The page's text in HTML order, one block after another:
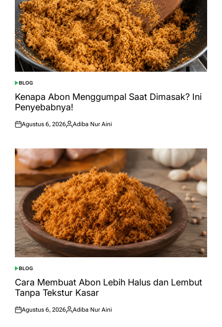
POSTED
IN
BLOG
Kenapa Abon Menggumpal Saat Dimasak? Ini
Penyebabnya!
Posted
Agustus 6, 2026
Posted
Adiba Nur Aini
POSTED
IN
BLOG
Cara Membuat Abon Lebih Halus dan Lembut
Tanpa Tekstur Kasar
Posted
Agustus 6, 2026
Posted
Adiba Nur Aini